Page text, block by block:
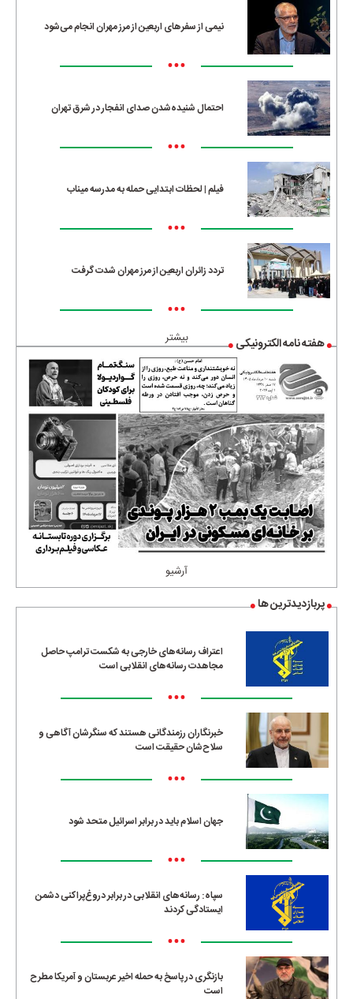
نیمی از سفرهای اربعین از مرز مهران انجام می‌شود
•••
احتمال شنیده‌شدن صدای انفجار در شرق تهران
•••
فیلم | لحظات ابتدایی حمله به مدرسه میناب
•••
تردد زائران اربعین از مرز مهران شدت گرفت
•••
بیشتر هفته نامه الکترونیکی
آرشیو
پربازدیدترین ها
اعتراف رسانه‌های خارجی به شکست ترامپ حاصل
مجاهدت رسانه‌های انقلابی است
•••
خبرنگاران رزمندگانی هستند که سنگرشان آگاهی و
سلاح‌شان حقیقت است
•••
جهان اسلام باید در برابر اسرائیل متحد شود
•••
سپاه: رسانه‌های انقلابی در برابر دروغ‌پراکنی دشمن
ایستادگی کردند
•••
بازنگری در پاسخ به حمله اخیر عربستان و آمریکا مطرح
است